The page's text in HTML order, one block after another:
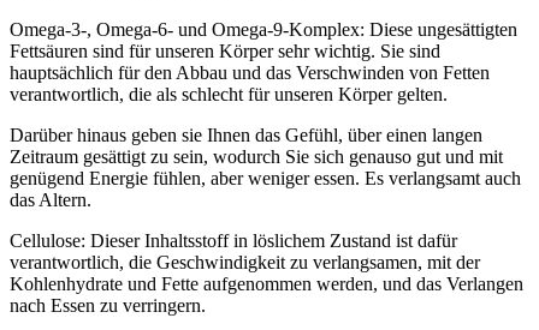
Omega-3-, Omega-6- und Omega-9-Komplex: Diese ungesättigten
Fettsäuren sind für unseren Körper sehr wichtig. Sie sind
hauptsächlich für den Abbau und das Verschwinden von Fetten
verantwortlich, die als schlecht für unseren Körper gelten.
Darüber hinaus geben sie Ihnen das Gefühl, über einen langen
Zeitraum gesättigt zu sein, wodurch Sie sich genauso gut und mit
genügend Energie fühlen, aber weniger essen. Es verlangsamt auch
das Altern.
Cellulose: Dieser Inhaltsstoff in löslichem Zustand ist dafür
verantwortlich, die Geschwindigkeit zu verlangsamen, mit der
Kohlenhydrate und Fette aufgenommen werden, und das Verlangen
nach Essen zu verringern.